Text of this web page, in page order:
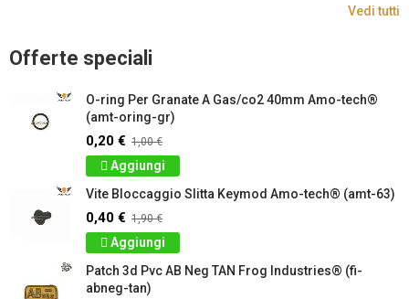
Vedi tutti
Offerte speciali
O-ring Per Granate A Gas/co2 40mm Amo-tech®
(amt-oring-gr)
0,20 € 1,00 €
Aggiungi
Vite Bloccaggio Slitta Keymod Amo-tech® (amt-63)
0,40 € 1,90 €
Aggiungi
Patch 3d Pvc AB Neg TAN Frog Industries® (fi-
abneg-tan)